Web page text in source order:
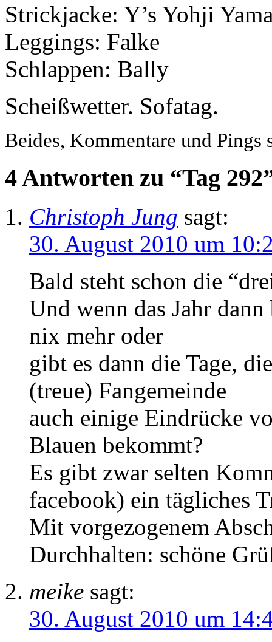
Strickjacke: Y’s Yohji
Leggings: Falke
Schlappen: Bally
Scheißwetter. Sofatag.
Beides, Kommentare und Pings
4 Antworten zu “Tag
Christoph Jung sagt:
30. August 2010 um
Bald steht schon die
Und wenn das Jahr
nix mehr oder
gibt es dann die Tage,
(treue) Fangemeinde
auch einige Eindrücke
Blauen bekommt?
Es gibt zwar selten
facebook) ein tägliches
Mit vorgezogenem
Durchhalten: schöne
meike sagt:
30. August 2010 um